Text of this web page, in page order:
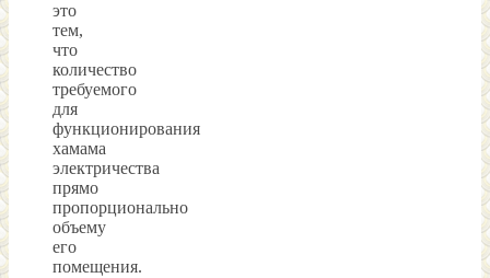
это
тем,
что
количество
требуемого
для
функционирования
хамама
электричества
прямо
пропорционально
объему
его
помещения.